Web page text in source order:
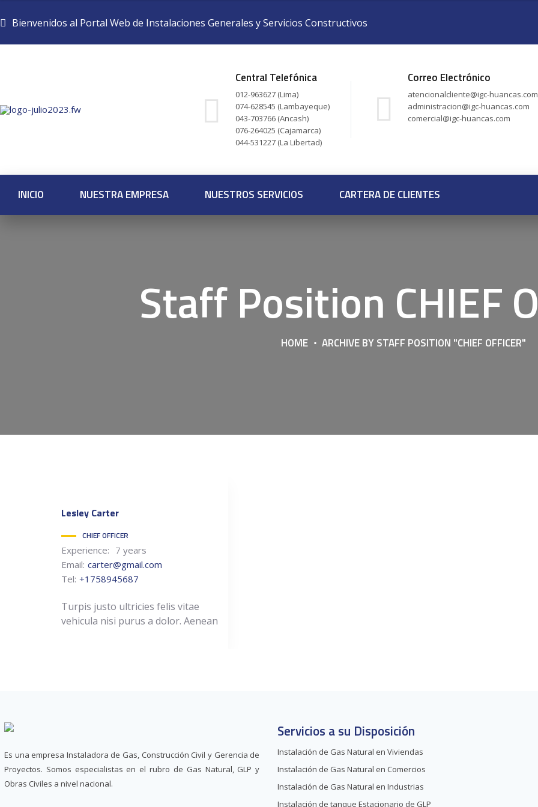
Bienvenidos al Portal Web de Instalaciones Generales y Servicios Constructivos
Central Telefónica
012-963627 (Lima)
074-628545 (Lambayeque)
043-703766 (Ancash)
076-264025 (Cajamarca)
044-531227 (La Libertad)
Correo Electrónico
atencionalcliente@igc-huancas.com
administracion@igc-huancas.com
comercial@igc-huancas.com
INICIO NUESTRA EMPRESA NUESTROS SERVICIOS CARTERA DE CLIENTES
Staff Position CHIEF
HOME ARCHIVE BY STAFF POSITION "CHIEF OFFICER"
Lesley Carter
CHIEF OFFICER
Experience: 7 years
Email: carter@gmail.com
Tel: +1758945687
Turpis justo ultricies felis vitae
vehicula nisi purus a dolor. Aenean
Es una empresa Instaladora de Gas, Construcción Civil y Gerencia de
Proyectos. Somos especialistas en el rubro de Gas Natural, GLP y
Obras Civiles a nivel nacional.
Servicios a su Disposición
Instalación de Gas Natural en Viviendas
Instalación de Gas Natural en Comercios
Instalación de Gas Natural en Industrias
Instalación de tanque Estacionario de GLP